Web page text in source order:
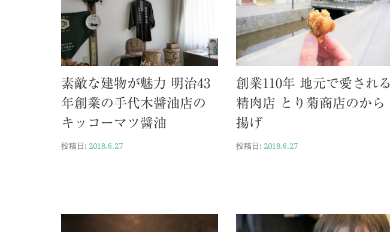
素敵な建物が魅力 明治43
年創業の手代木醤油店の
キッコーマツ醤油
投稿日: 2018.6.27
創業110年 地元で愛される
精肉店 とり菊商店のから
揚げ
投稿日: 2018.6.27